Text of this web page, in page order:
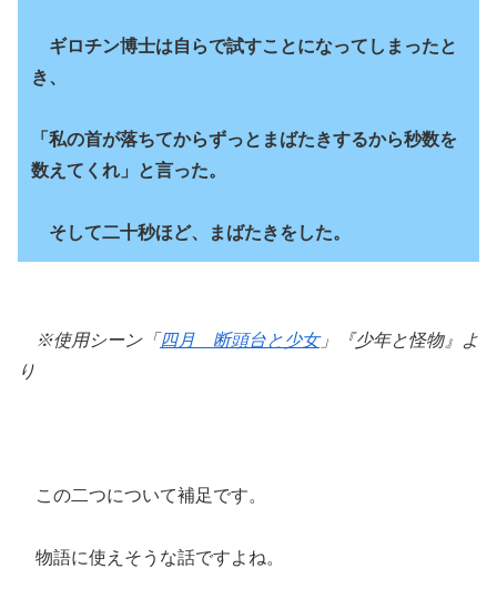
ギロチン博士は自らで試すことになってしまったと
き、
「私の首が落ちてからずっとまばたきするから秒数を
数えてくれ」と言った。
そして二十秒ほど、まばたきをした。
※使用シーン「 四月 断頭台と少女」『少年と怪物』よ
り
この二つについて補足です。
物語に使えそうな話ですよね。